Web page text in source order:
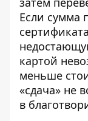
Если сумма
картой
меньше
«сдача» не
в